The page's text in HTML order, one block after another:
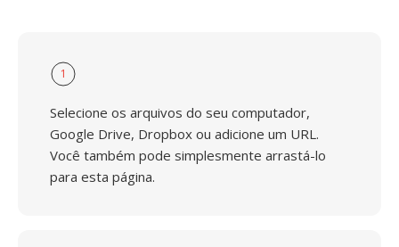
1
Selecione os arquivos do seu computador,
Google Drive, Dropbox ou adicione um URL.
Você também pode simplesmente arrastá-lo
para esta página.